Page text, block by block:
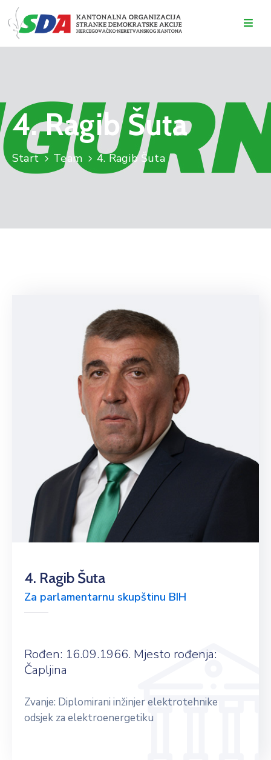
VIJESTI
KONTAKT
4. Ragib Šuta
Start Team 4. Ragib Šuta
4. Ragib Šuta
Za parlamentarnu skupštinu BIH
Rođen: 16.09.1966. Mjesto rođenja:
Čapljina
Zvanje: Diplomirani inžinjer elektrotehnike
odsjek za elektroenergetiku